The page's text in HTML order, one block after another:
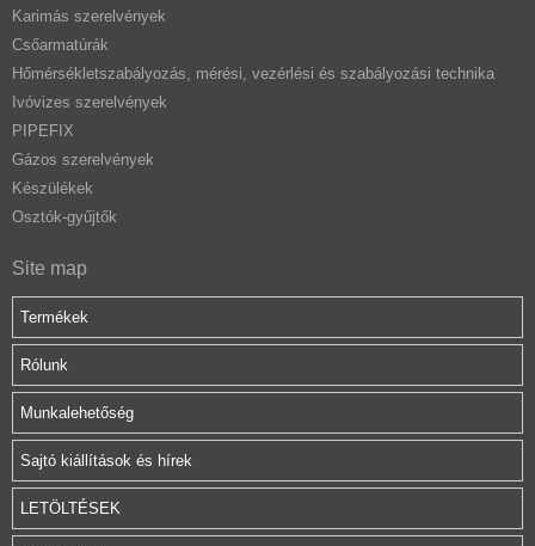
Karimás szerelvények
Csőarmatúrák
Hőmérsékletszabályozás, mérési, vezérlési és szabályozási technika
Ivóvizes szerelvények
PIPEFIX
Gázos szerelvények
Készülékek
Osztók-gyűjtők
Site map
Termékek
Rólunk
Munkalehetőség
Sajtó kiállítások és hírek
LETÖLTÉSEK